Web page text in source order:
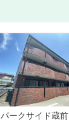
パークサイド蔵前